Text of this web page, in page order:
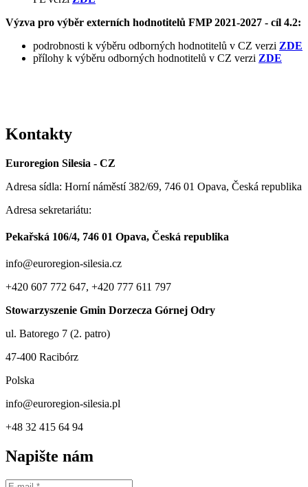
Výzva pro výběr externích hodnotitelů FMP 2021-2027 - cíl 4.2:
podrobnosti k výběru odborných hodnotitelů v CZ verzi ZDE
přílohy k výběru odborných hodnotitelů v CZ verzi ZDE
Kontakty
Euroregion Silesia - CZ
Adresa sídla: Horní náměstí 382/69, 746 01 Opava, Česká republika
Adresa sekretariátu:
Pekařská 106/4, 746 01 Opava, Česká republika
info@euroregion-silesia.cz
+420 607 772 647, +420 777 611 797
Stowarzyszenie Gmin Dorzecza Górnej Odry
ul. Batorego 7 (2. patro)
47-400 Racibórz
Polska
info@euroregion-silesia.pl
+48 32 415 64 94
Napište nám